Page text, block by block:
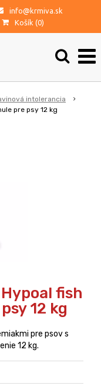
info@krmiva.sk
Košík (0)
intolerancia
pre psy 12 kg
fish
12 kg
pre psov s
12 kg.